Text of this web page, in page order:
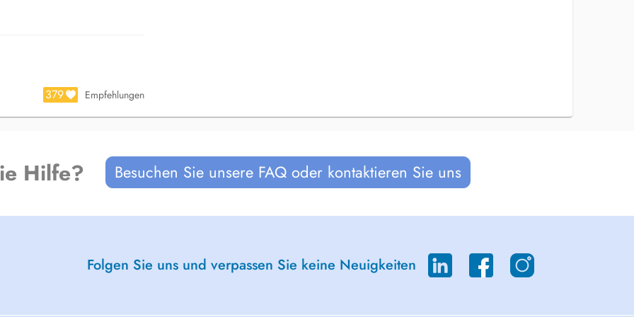
379 Empfehlungen
Hilfe? Besuchen Sie unsere FAQ oder kontaktieren Sie uns
Folgen Sie uns und verpassen Sie keine Neuigkeiten